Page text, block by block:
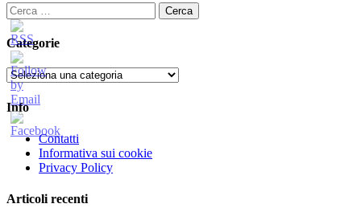
Ricerca
per:
Categorie
Categorie
Info
Contatti
Informativa sui cookie
Privacy Policy
Articoli recenti